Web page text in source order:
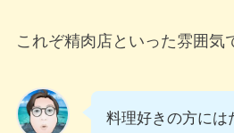
これぞ精肉店といった雰囲気
料理好きの方には